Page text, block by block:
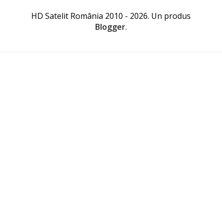
HD Satelit România 2010 - 2026. Un produs
Blogger.